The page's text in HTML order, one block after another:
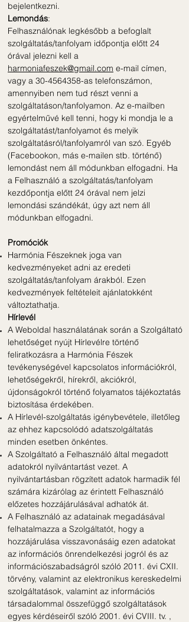
bejelentkezni.
Lemondás:
Felhasználónak legkésőbb a befoglalt
szolgáltatás/tanfolyam időpontja előtt 24
órával jelezni kell a
harmoniafeszek@gmail.com e-mail címen,
vagy a 30-4564358-as telefonszámon,
amennyiben nem tud részt venni a
szolgáltatáson/tanfolyamon. Az e-mailben
egyértelművé kell tenni, hogy ki mondja le a
szolgáltatást/tanfolyamot és melyik
szolgáltatásról/tanfolyamról van szó. Egyéb
(Facebookon, más e-mailen stb. történő)
lemondást nem áll módunkban elfogadni. Ha
a Felhasználó a szolgáltatás/tanfolyam
kezdőpontja előtt 24 órával nem jelzi
lemondási szándékát, úgy azt nem áll
módunkban elfogadni.
Promóciók
Harmónia Fészeknek joga van
kedvezményeket adni az eredeti
szolgáltatás/tanfolyam árakból. Ezen
kedvezmények feltételeit ajánlatokként
változtathatja.
Hírlevél
A Weboldal használatának során a Szolgáltató
lehetőséget nyújt Hírlevélre történő
feliratkozásra a Harmónia Fészek
tevékenységével kapcsolatos információkról,
lehetőségekről, hírekről, akciókról,
újdonságokról történő folyamatos tájékoztatás
biztosítása érdekében.
A Hírlevél-szolgáltatás igénybevétele, illetőleg
az ehhez kapcsolódó adatszolgáltatás
minden esetben önkéntes.
A Szolgáltató a Felhasználó által megadott
adatokról nyilvántartást vezet. A
nyilvántartásban rögzített adatok harmadik fél
számára kizárólag az érintett Felhasználó
előzetes hozzájárulásával adhatók át.
A Felhasználó az adatainak megadásával
felhatalmazza a Szolgáltatót, hogy a
hozzájárulása visszavonásáig ezen adatokat
az információs önrendelkezési jogról és az
információszabadságról szóló 2011. évi CXII.
törvény, valamint az elektronikus kereskedelmi
szolgáltatások, valamint az információs
társadalommal összefüggő szolgáltatások
egyes kérdéseiről szóló 2001. évi CVIII. tv. ,